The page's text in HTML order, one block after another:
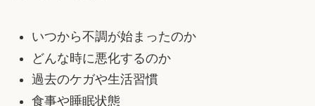
いつから不調が始まったのか
どんな時に悪化するのか
過去のケガや生活習慣
食事や睡眠状態